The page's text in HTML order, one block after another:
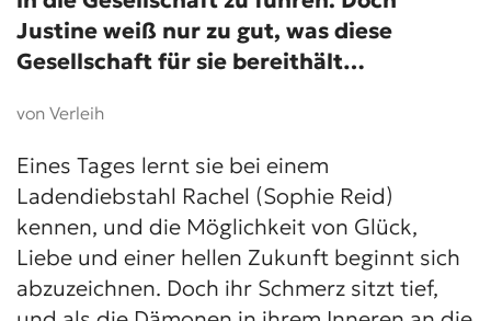
Justine weiß nur zu gut, was diese
Gesellschaft für sie bereithält…
von Verleih
Eines Tages lernt sie bei einem
Ladendiebstahl Rachel (Sophie Reid)
kennen, und die Möglichkeit von Glück,
Liebe und einer hellen Zukunft beginnt sich
abzuzeichnen. Doch ihr Schmerz sitzt tief,